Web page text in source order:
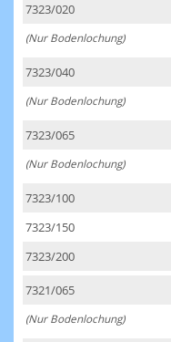
7323/020
(Nur Bodenlochung)
7323/040
(Nur Bodenlochung)
7323/065
(Nur Bodenlochung)
7323/100
7323/150
7323/200
7321/065
(Nur Bodenlochung)